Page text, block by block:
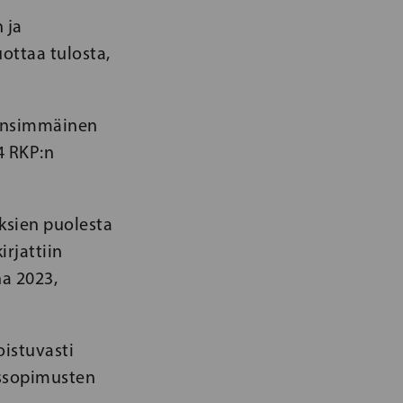
ja
tulosta,
puolesta
2023,